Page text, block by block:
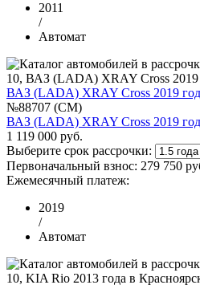
2011
/
Автомат
ВАЗ (LADA) XRAY Cross 2019
№88707 (CM)
ВАЗ (LADA) XRAY Cross 2019
1 119 000 руб.
Выберите срок рассрочки:
Первоначальный взнос: 279 750
Ежемесячный платеж:
2019
/
Автомат